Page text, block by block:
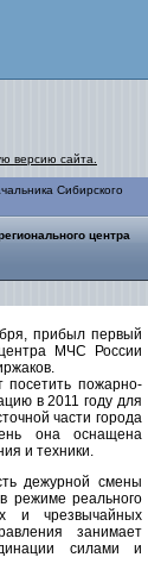
версию сайта.
Сибирского
центра
прибыл первый
центра МЧС России
посетить пожарно-
в 2011 году для
части города
она оснащена
и техники.
дежурной смены
режиме реального
и чрезвычайных
занимает
силами и